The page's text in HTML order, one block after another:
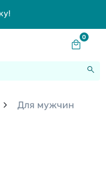
0
Для мужчин